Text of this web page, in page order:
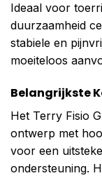
Ideaal voor
duurzaamheid
stabiele en
moeiteloos
Belangrijkste
Het Terry Fisio
ontwerp met
voor een
ondersteuning.